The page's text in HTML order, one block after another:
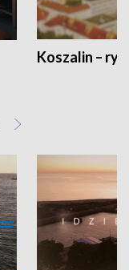
Koszalin –